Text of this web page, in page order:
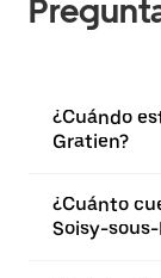
¿Cuándo
Gratien?
¿Cuánto
Soisy-